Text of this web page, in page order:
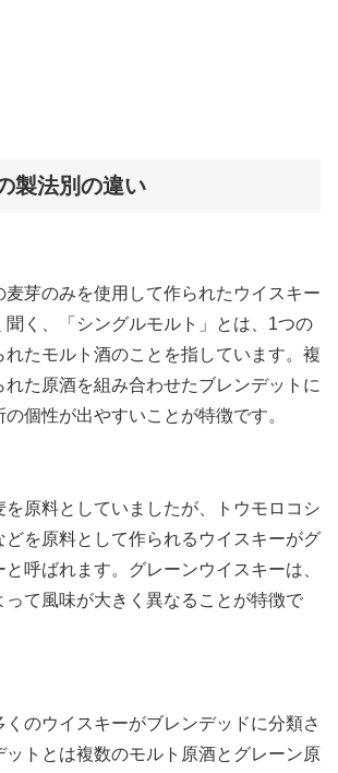
製法別の違い
芽のみを使用して作られたウイスキー
聞く、「シングルモルト」とは、1つの
れたモルト酒のことを指しています。複
た原酒を組み合わせたブレンデットに
個性が出やすいことが特徴です。
原料としていましたが、トウモロコシ
どを原料として作られるウイスキーがグ
呼ばれます。グレーンウイスキーは、
って風味が大きく異なることが特徴で
のウイスキーがブレンデッドに分類さ
ットとは複数のモルト原酒とグレーン原